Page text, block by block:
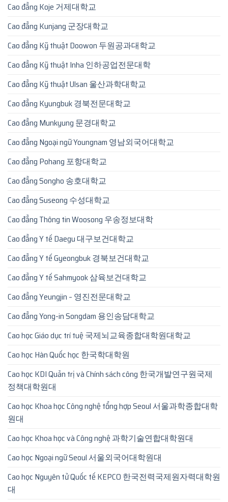
Cao đẳng Koje 거제대학교
Cao đẳng Kunjang 군장대학교
Cao đẳng Kỹ thuật Doowon 두원공과대학교
Cao đẳng Kỹ thuật Inha 인하공업전문대학
Cao đẳng Kỹ thuật Ulsan 울산과학대학교
Cao đẳng Kyungbuk 경북전문대학교
Cao đẳng Munkyung 문경대학교
Cao đẳng Ngoại ngữ Youngnam 영남외국어대학교
Cao đẳng Pohang 포항대학교
Cao đẳng Songho 송호대학교
Cao đẳng Suseong 수성대학교
Cao đẳng Thông tin Woosong 우송정보대학
Cao đẳng Y tế Daegu 대구보건대학교
Cao đẳng Y tế Gyeongbuk 경북보건대학교
Cao đẳng Y tế Sahmyook 삼육보건대학교
Cao đẳng Yeungjin – 영진전문대학교
Cao đẳng Yong-in Songdam 용인송담대학교
Cao học Giáo dục trí tuệ 국제뇌교육종합대학원대학교
Cao học Hàn Quốc học 한국학대학원
Cao học KDI Quản trị và Chính sách công 한국개발연구원국제
정책대학원대
Cao học Khoa học Công nghệ tổng hợp Seoul 서울과학종합대학
원대
Cao học Khoa học và Công nghệ 과학기술연합대학원대
Cao học Ngoại ngữ Seoul 서울외국어대학원대
Cao học Nguyên tử Quốc tế KEPCO 한국전력국제원자력대학원
대